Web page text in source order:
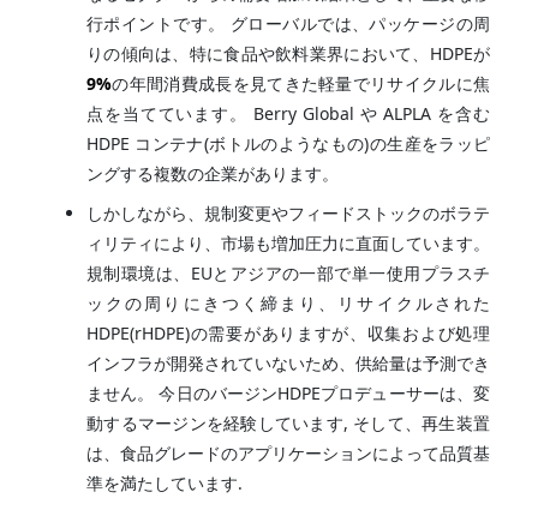
行ポイントです。 グローバルでは、パッケージの周
りの傾向は、特に食品や飲料業界において、HDPEが
9%の年間消費成長を見てきた軽量でリサイクルに焦
点を当てています。 Berry Global や ALPLA を含む
HDPE コンテナ(ボトルのようなもの)の生産をラッピ
ングする複数の企業があります。
しかしながら、規制変更やフィードストックのボラテ
ィリティにより、市場も増加圧力に直面しています。
規制環境は、EUとアジアの一部で単一使用プラスチ
ックの周りにきつく締まり、リサイクルされた
HDPE(rHDPE)の需要がありますが、収集および処理
インフラが開発されていないため、供給量は予測でき
ません。 今日のバージンHDPEプロデューサーは、変
動するマージンを経験しています, そして、再生装置
は、食品グレードのアプリケーションによって品質基
準を満たしています.